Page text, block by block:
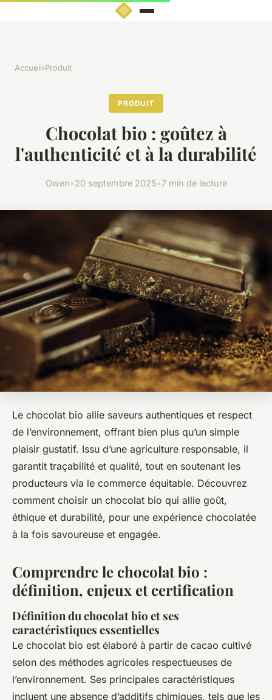
Accueil›Produit
PRODUIT
Chocolat bio : goûtez à
l'authenticité et à la durabilité
Owen•20 septembre 2025•7 min de lecture
Le chocolat bio allie saveurs authentiques et respect
de l’environnement, offrant bien plus qu’un simple
plaisir gustatif. Issu d’une agriculture responsable, il
garantit traçabilité et qualité, tout en soutenant les
producteurs via le commerce équitable. Découvrez
comment choisir un chocolat bio qui allie goût,
éthique et durabilité, pour une expérience chocolatée
à la fois savoureuse et engagée.
Comprendre le chocolat bio :
définition, enjeux et certification
Définition du chocolat bio et ses
caractéristiques essentielles
Le chocolat bio est élaboré à partir de cacao cultivé
selon des méthodes agricoles respectueuses de
l’environnement. Ses principales caractéristiques
incluent une absence d’additifs chimiques, tels que les